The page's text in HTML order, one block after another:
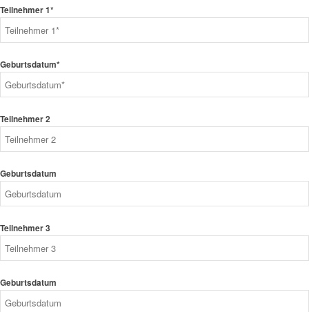
Teilnehmer 1*
Geburtsdatum*
Teilnehmer 2
Geburtsdatum
Teilnehmer 3
Geburtsdatum